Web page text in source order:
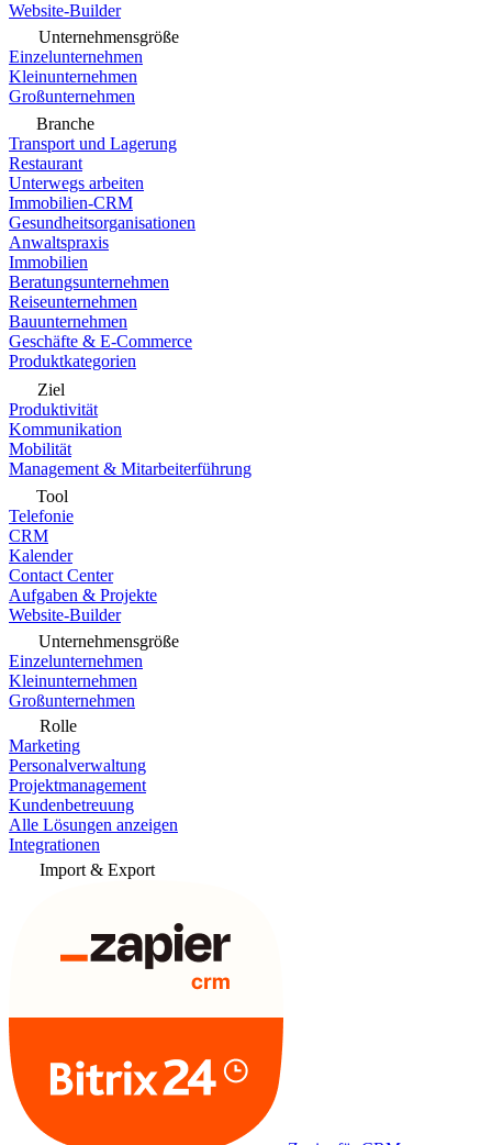
Website-Builder
Unternehmensgröße
Einzelunternehmen
Kleinunternehmen
Großunternehmen
Branche
Transport und Lagerung
Restaurant
Unterwegs arbeiten
Immobilien-CRM
Gesundheitsorganisationen
Anwaltspraxis
Immobilien
Beratungsunternehmen
Reiseunternehmen
Bauunternehmen
Geschäfte & E-Commerce
Produktkategorien
Ziel
Produktivität
Kommunikation
Mobilität
Management & Mitarbeiterführung
Tool
Telefonie
CRM
Kalender
Contact Center
Aufgaben & Projekte
Website-Builder
Unternehmensgröße
Einzelunternehmen
Kleinunternehmen
Großunternehmen
Rolle
Marketing
Personalverwaltung
Projektmanagement
Kundenbetreuung
Alle Lösungen anzeigen
Integrationen
Import & Export